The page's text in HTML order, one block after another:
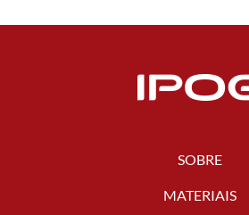
SOBRE
MATERIAIS